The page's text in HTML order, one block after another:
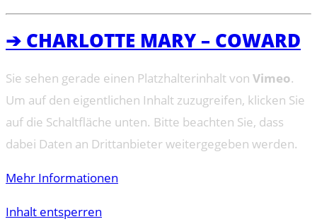
➔ CHARLOTTE MARY – COWARD
Sie sehen gerade einen Platzhalterinhalt von Vimeo.
Um auf den eigentlichen Inhalt zuzugreifen, klicken Sie
auf die Schaltfläche unten. Bitte beachten Sie, dass
dabei Daten an Drittanbieter weitergegeben werden.
Mehr Informationen
Inhalt entsperren